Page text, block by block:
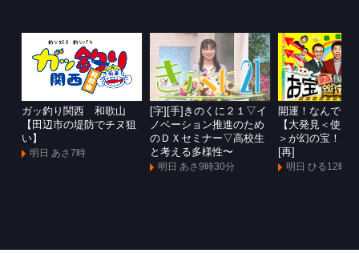
ガッ釣り関西 和歌山
【田辺市の堤防でチヌ狙
い】
明日 あさ7時
[字][手]きのくに２１▽イ
ノベーション推進のため
のＤＸセミナー▽高校生
と考える多様性〜
明日 あさ9時30分
開運！なんで
【大発見＜使用
＞が幻の宝！超
[再]
明日 ひる12時